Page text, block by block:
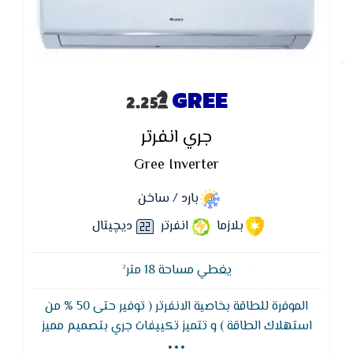
GREE
جري انفرتر
Gree Inverter
بارد / ساخن
بلازما
انفرتر ديچيتال
يغطي مساحة 18 متر²
الموفرة للطاقة بخاصية الانفرتر ( توفير حتى 50 % من
استهلاك الطاقة ) و تتميز تكييفات جري بتصميم مميز
...